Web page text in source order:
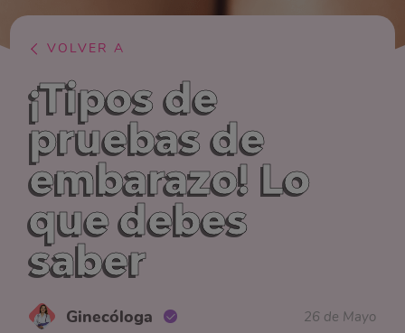
VOLVER A
¡Tipos de
pruebas de
embarazo! Lo
que debes
saber
Ginecóloga 26 de Mayo